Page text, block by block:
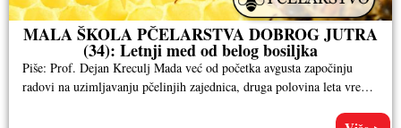
MALA ŠKOLA PČELARSTVA DOBROG JUTRA
(34): Letnji med od belog bosiljka
Piše: Prof. Dejan Kreculj Mada već od početka avgusta započinju
radovi na uzimljavanju pčelinjih zajednica, druga polovina leta vreme